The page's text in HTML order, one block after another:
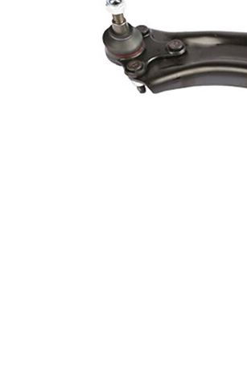
Materiál
Typ spojení
příčné rameno
Doplňkový
výrobek/
doplňkové
se syntetickým
tukem